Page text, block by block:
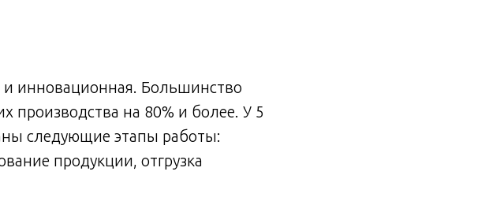
и инновационная. Большинство
производства на 80% и более. У 5
следующие этапы работы:
продукции, отгрузка